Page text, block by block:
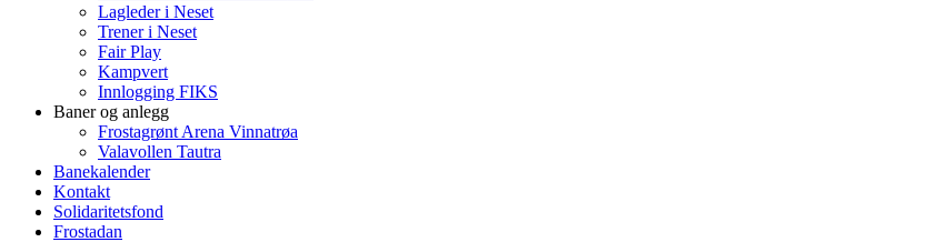
Lagleder i Neset
Trener i Neset
Fair Play
Kampvert
Innlogging FIKS
Baner og anlegg
Frostagrønt Arena Vinnatrøa
Valavollen Tautra
Banekalender
Kontakt
Solidaritetsfond
Frostadan